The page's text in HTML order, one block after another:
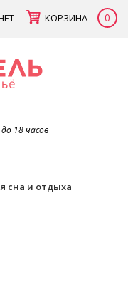
КОРЗИНА 0
18 часов
сна и отдыха